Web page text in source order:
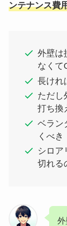
ンテナンス費
外壁は
なくて
長けれ
ただし
打ち換
ベラン
くべき
シロア
切れる